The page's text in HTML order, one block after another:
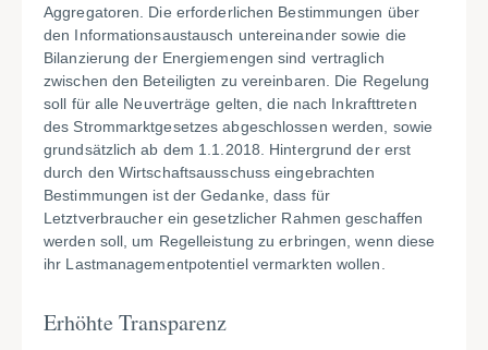
Aggregatoren. Die erforderlichen Bestimmungen über
den Informationsaustausch untereinander sowie die
Bilanzierung der Energiemengen sind vertraglich
zwischen den Beteiligten zu vereinbaren. Die Regelung
soll für alle Neuverträge gelten, die nach Inkrafttreten
des Strommarktgesetzes abgeschlossen werden, sowie
grundsätzlich ab dem 1.1.2018. Hintergrund der erst
durch den Wirtschaftsausschuss eingebrachten
Bestimmungen ist der Gedanke, dass für
Letztverbraucher ein gesetzlicher Rahmen geschaffen
werden soll, um Regelleistung zu erbringen, wenn diese
ihr Lastmanagementpotentiel vermarkten wollen.
Erhöhte Transparenz